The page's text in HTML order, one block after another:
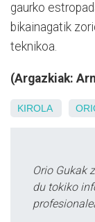
gaurko
bikainagatik
teknikoa.
(Argazkiak:
KIROLA
Orio Gukak
du tokiko